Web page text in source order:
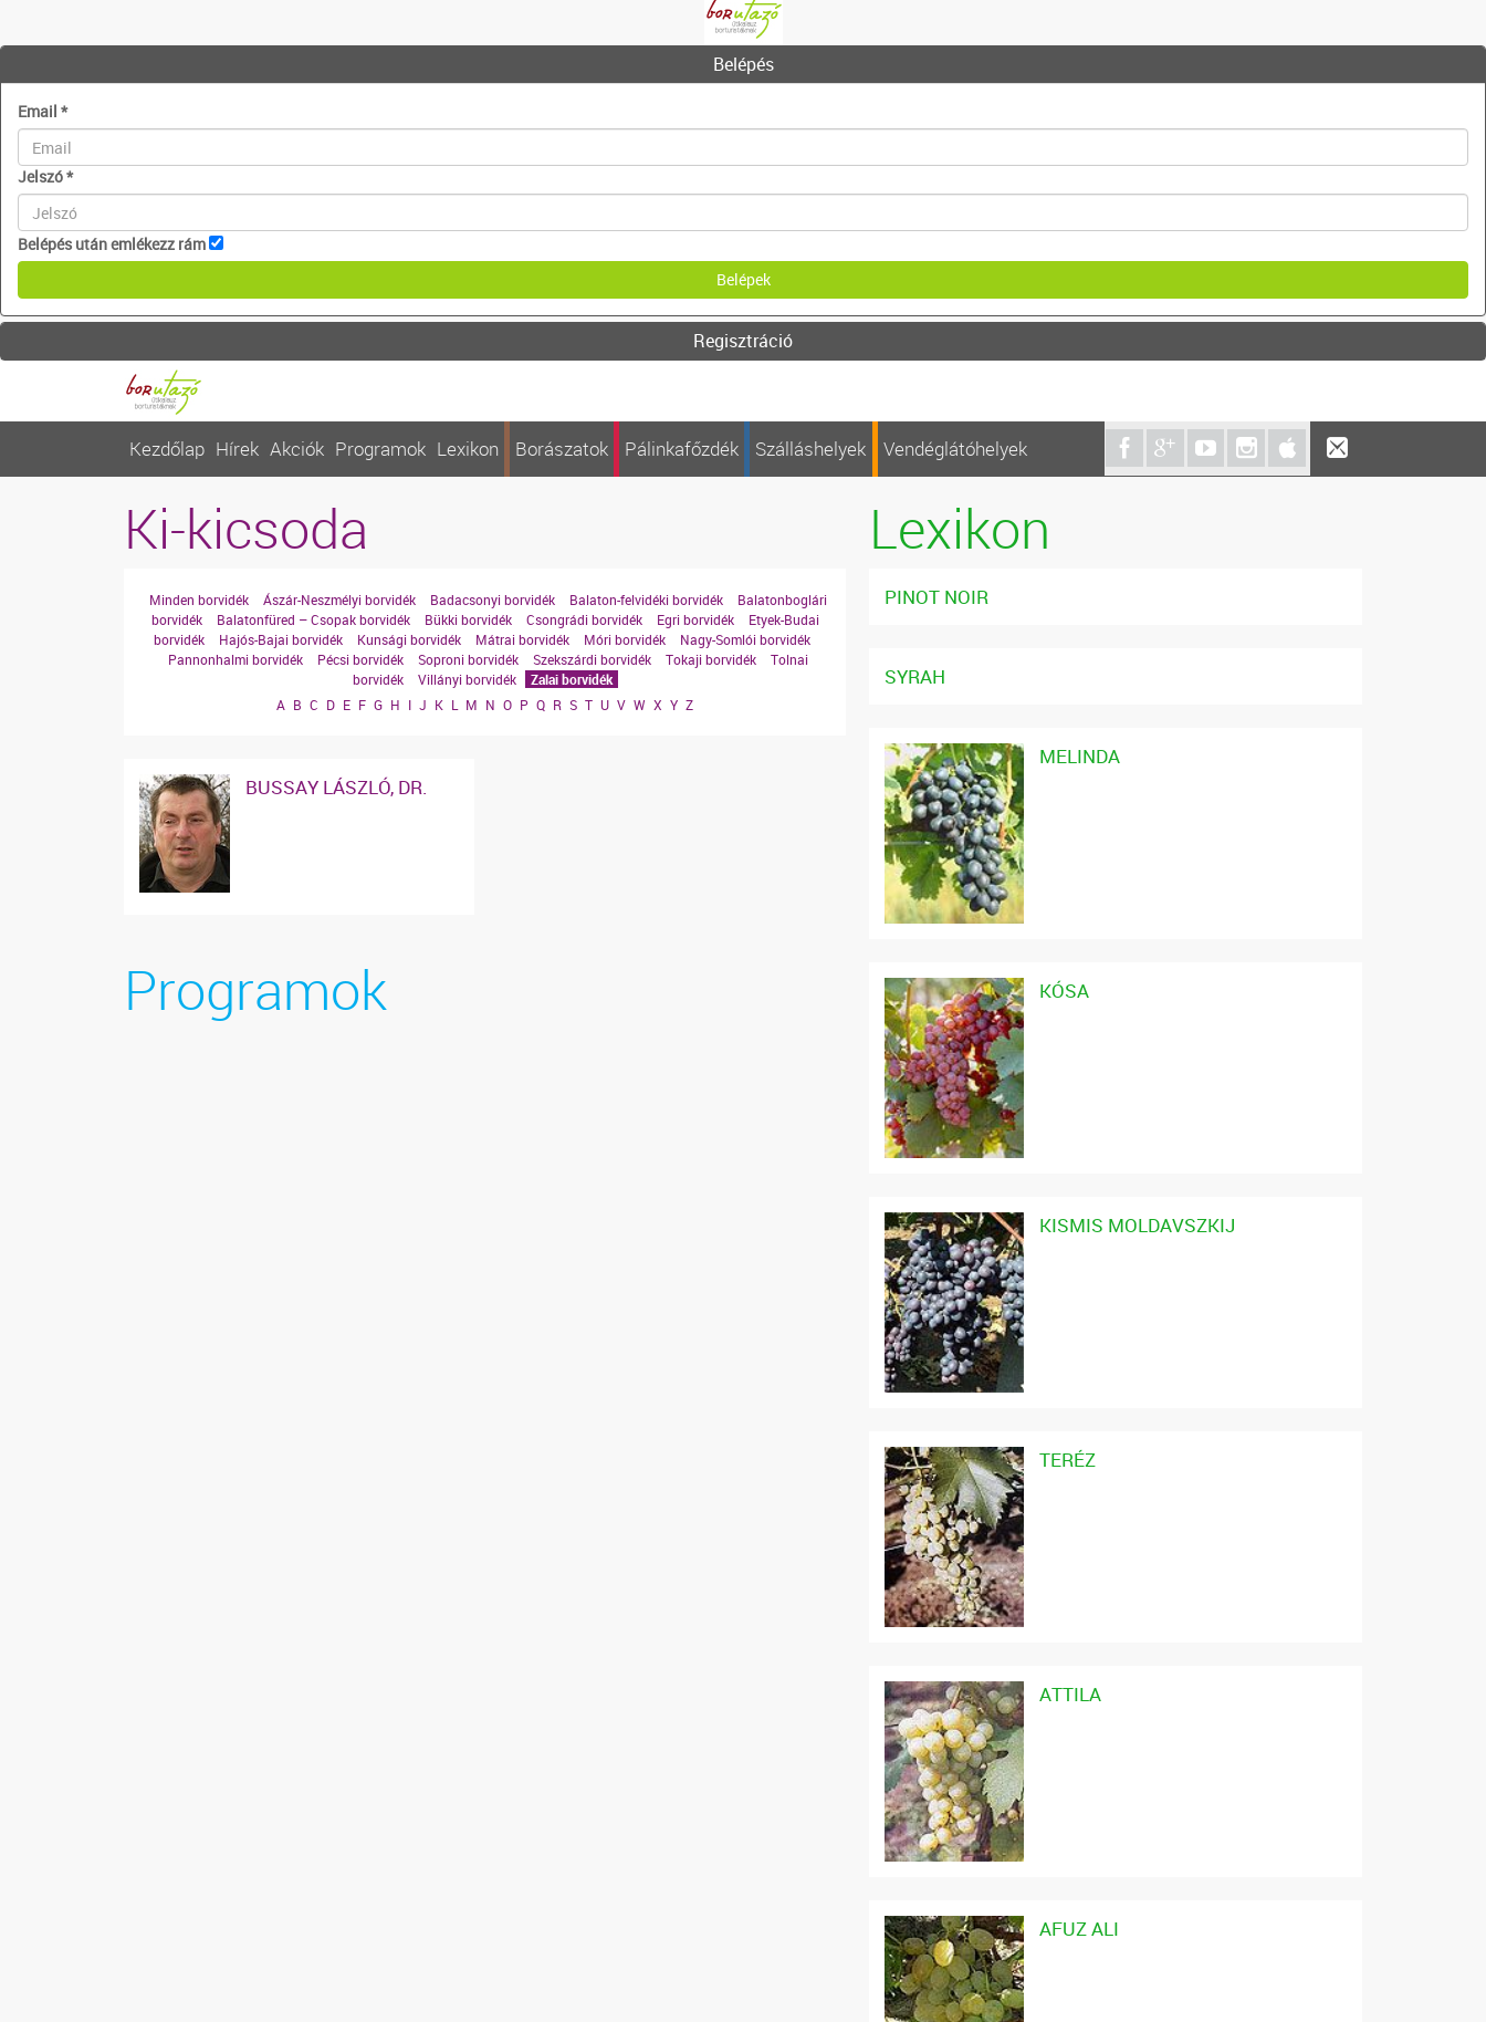
Belépés
Email *
Jelszó*
Belépés után emlékezz rám
Regisztráció
Kezdőlap Hírek Akciók Programok Lexikon Borászatok Pálinkafőzdék Szálláshelyek Vendéglátóhelyek
Ki-kicsoda
Minden borvidék Ászár-Neszmélyi borvidék Badacsonyi borvidék Balaton-felvidéki borvidék
Balatonboglári
borvidék
Balatonfüred – Csopak borvidék Bükki borvidék Csongrádi borvidék Egri borvidék
Etyek-Budai
borvidék
Hajós-Bajai borvidék Kunsági borvidék Mátrai borvidék Móri borvidék
Nagy-Somlói borvidék
Pannonhalmi borvidék
Pécsi borvidék Soproni borvidék Szekszárdi borvidék Tokaji borvidék
Tolnai
borvidék
Villányi borvidék
Zalai borvidék
A B C D E F G H I J K L M N O P Q R S T U V W X Y Z
BUSSAY LÁSZLÓ, DR.
Programok
Lexikon
PINOT NOIR
SYRAH
MELINDA
KÓSA
KISMIS MOLDAVSZKIJ
TERÉZ
ATTILA
AFUZ ALI